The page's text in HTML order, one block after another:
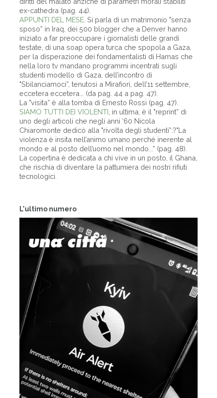
L'ultimo numero
ex-cathedra (pag. 44).
APPUNTI DEL MESE . Si parla di un matrimonio "senza
sposo” in Iraq, dei 500 blogger che a Denver hanno
iniziato a far preoccupare i giornalisti delle grandi
testate, di una soap opera turca che spopola a Gaza,
per la disperazione dei fondamentalisti di Hamas che
nella loro tv mandano programmi incentrati sugli
studenti modello di Gaza, dell’incontro di
"Sbilanciamoci”, tenutosi a Mirafiori, dell’11 settembre,
eccetera eccetera... (da pag. 44 a pag. 47).
La "visita” è alla tomba di Ernesto Rossi (pag. 47).
SIAMO TUTTI DEI VIOLENTI , in ultima, è il "reprint” di
uno degli articoli che negli anni ‘60 Nicola
Chiaromonte dedicò alla "rivolta degli studenti”:?"La
violenza è insita nell’animo umano perché inerente al
mondo e al posto dell’uomo nel mondo...” (pag. 48).
La copertina è dedicata a chi vive in un posto, il Ghana,
che rischia di diventare la pattumiera dei nostri rifiuti
tecnologici.